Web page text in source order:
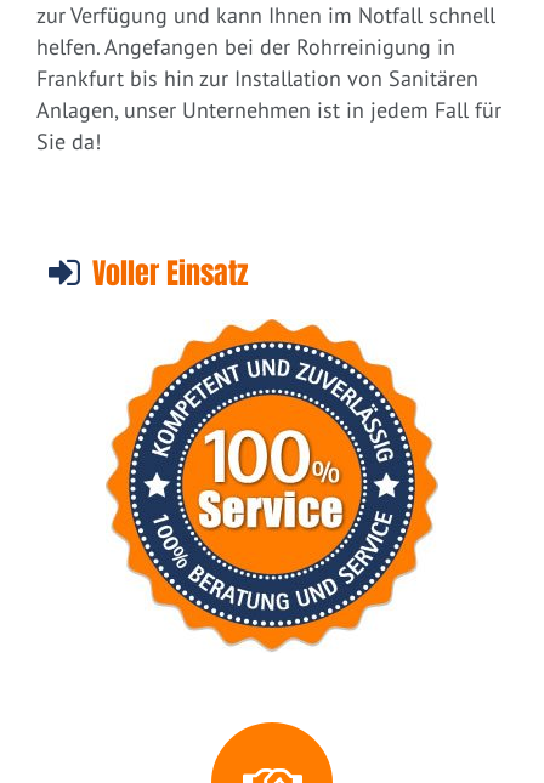
zur Verfügung und kann Ihnen im Notfall schnell
helfen. Angefangen bei der Rohrreinigung in
Frankfurt bis hin zur Installation von Sanitären
Anlagen, unser Unternehmen ist in jedem Fall für
Sie da!
Voller Einsatz